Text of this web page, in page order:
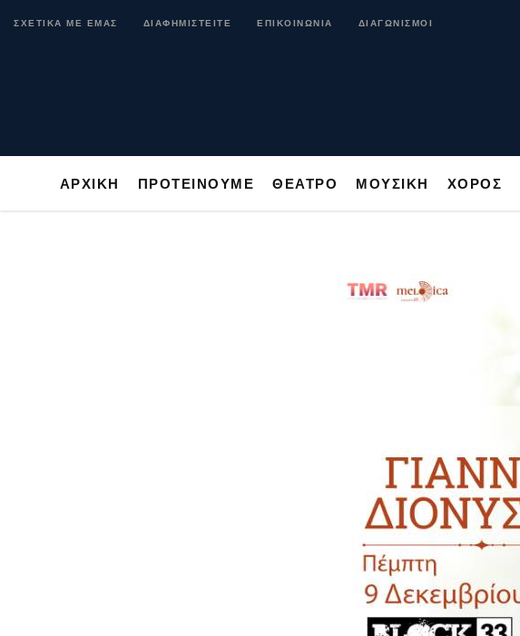
ΣΧΕΤΙΚΑ ΜΕ ΕΜΑΣ ΔΙΑΦΗΜΙΣΤΕΙΤΕ ΕΠΙΚΟΙΝΩΝΙΑ ΔΙΑΓΩΝΙΣΜΟΙ
ΑΡΧΙΚΗ ΠΡΟΤΕΙΝΟΥΜΕ ΘΕΑΤΡΟ ΜΟΥΣΙΚΗ ΧΟΡΟΣ
ΑΡΧΙΚΗ ΠΡΟΤΕΙΝΟΥΜΕ ΘΕΑΤΡΟ ΜΟΥΣΙΚΗ